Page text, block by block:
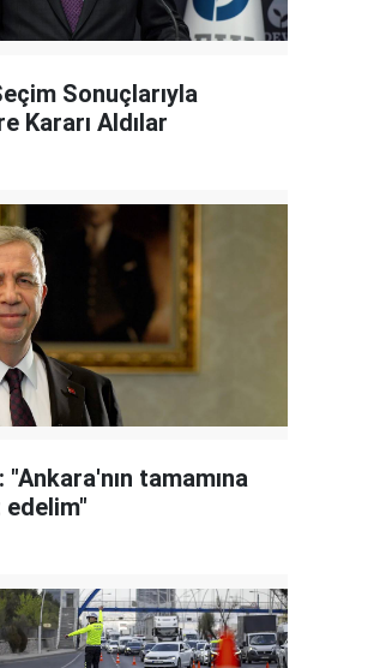
Sonuçlarıyla
Kararı Aldılar
tamamına